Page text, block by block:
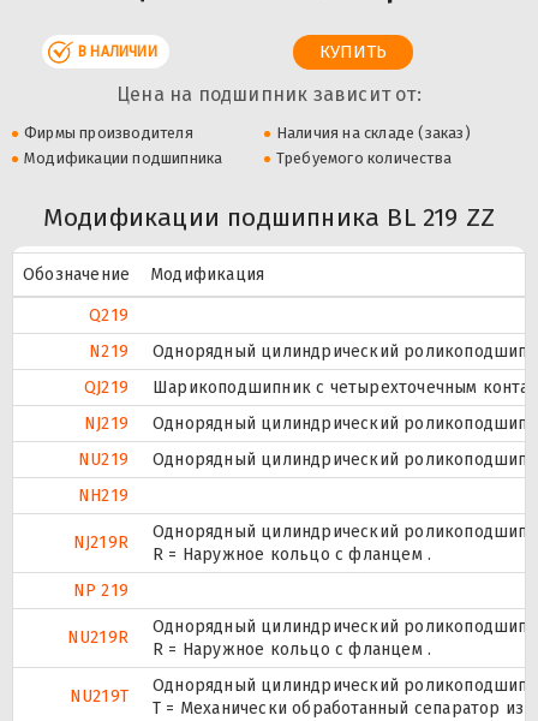
В НАЛИЧИИ
Цена на подшипник зависит от:
Фирмы производителя
Наличия на складе (заказ)
Модификации подшипника
Требуемого количества
Модификации подшипника BL 219 ZZ
Обозначение
Модификация
Q219
N219
Однорядный цилиндрический
QJ219
Шарикоподшипник с четырехточечным
NJ219
Однорядный цилиндрический
NU219
Однорядный цилиндрический
NH219
NJ219R
Однорядный цилиндрический
R = Наружное кольцо с фланцем .
NP 219
NU219R
Однорядный цилиндрический
R = Наружное кольцо с фланцем .
NU219T
Однорядный цилиндрический
T = Механически обработанный сепаратор из